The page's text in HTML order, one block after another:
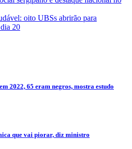
oito UBSs abrirão para
20
2022, 65 eram negros, mostra estudo
que vai piorar, diz ministro